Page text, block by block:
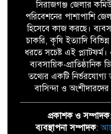
সিরাজগঞ্জ জেলার
পরিবেশনের পাশাপাশি
হিসেবে কাজ করছে।
চাকরি, কৃষি ইত্যাদি
ধরতে সচেষ্ট এই
ব্যবসায়িক-প্রাতিষ্ঠানিক
তথ্যের একটি নির্ভরযোগ্য
বাসিন্দা ও
প্রকাশক ও সম্পাদক
ব্যবস্থাপনা সম্পাদক: